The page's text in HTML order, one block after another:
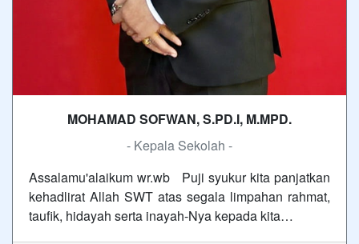
MOHAMAD SOFWAN, S.PD.I, M.MPD.
- Kepala Sekolah -
Assalamu'alaikum wr.wb Puji syukur kita panjatkan
kehadlirat Allah SWT atas segala limpahan rahmat,
taufik, hidayah serta inayah-Nya kepada kita…